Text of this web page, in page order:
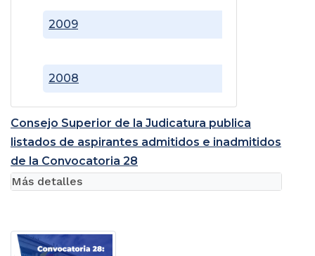
2008
2009
Consejo Superior de la Judicatura publica
listados de aspirantes admitidos e inadmitidos
de la Convocatoria 28
Más detalles